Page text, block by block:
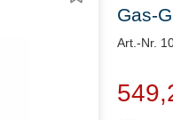
Gas-
Art.-Nr.